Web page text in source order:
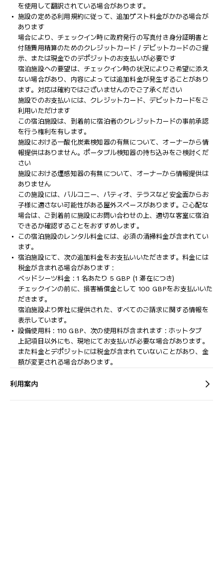
を使用して翻訳されている場合があります。
施設の定める利用規約に従って、追加ゲスト料金がかかる場合が
あります
場合により、チェックイン時に政府発行の写真付き身分証明書と
付随費用精算のためのクレジットカード / デビットカードのご提
示、または現金でのデポジットのお支払いが必要です
宿泊施設への要望は、チェックイン時の状況によりご希望に添え
ない場合があり、内容によっては追加料金が発生することがあり
ます。対応は確約ではございませんのでご了承ください
施設でのお支払いには、クレジットカード、デビットカードをご
利用いただけます
この宿泊施設は、到着前に宿泊者のクレジットカードの事前承認
を行う権利を有します。
施設における一酸化炭素検知器の有無について、オーナーから情
報提供はありません。ポータブル検知器の持ち込みをご検討くだ
さい
施設における煙感知器の有無について、オーナーから情報提供は
ありません
この施設には、バルコニー、パティオ、テラスなど安全面からお
子様に適さない可能性がある屋外スペースがあります。ご心配な
場合は、ご到着前に施設にお問い合わせの上、適切な客室に宿泊
できるか確認することをおすすめします。
この宿泊施設のレンタル料金には、必須の清掃料金が含まれてい
ます。
宿泊施設にて、次の追加料金をお支払いいただきます。料金には
税金が含まれる場合があります :
ベッドシーツ料金 : 1 名あたり 5 GBP (1 滞在につき)
チェックインの前に、損害補償金として 100 GBPをお支払いいた
だきます。
宿泊施設より弊社に提供された、すべてのご請求に関する情報を
表示しています。
設備使用料 : 110 GBP、次の使用料が含まれます : ホットタブ
上記項目以外にも、現地にてお支払いが必要な場合があります。
また料金とデポジットには税金が含まれていないことがあり、金
額が変更される場合があります。
利用案内